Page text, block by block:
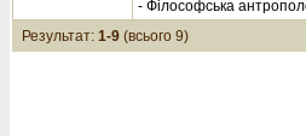
- Філософська
Результат: 1-9 (всього 9)